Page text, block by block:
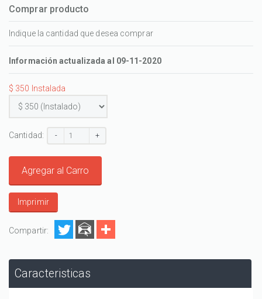
Comprar producto
Indique la cantidad que desea comprar
Información actualizada al 09-11-2020
$ 350 Instalada
Cantidad: - +
Agregar al Carro
Imprimir
Compartir:
Caracteristicas